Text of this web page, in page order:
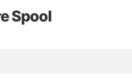
Spool